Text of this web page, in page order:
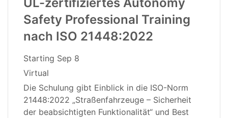
Safety Professional Training
nach ISO 21448:2022
Starting Sep 8
Virtual
Die Schulung gibt Einblick in die ISO-Norm
21448:2022 „Straßenfahrzeuge – Sicherheit
der beabsichtigten Funktionalität“ und Best